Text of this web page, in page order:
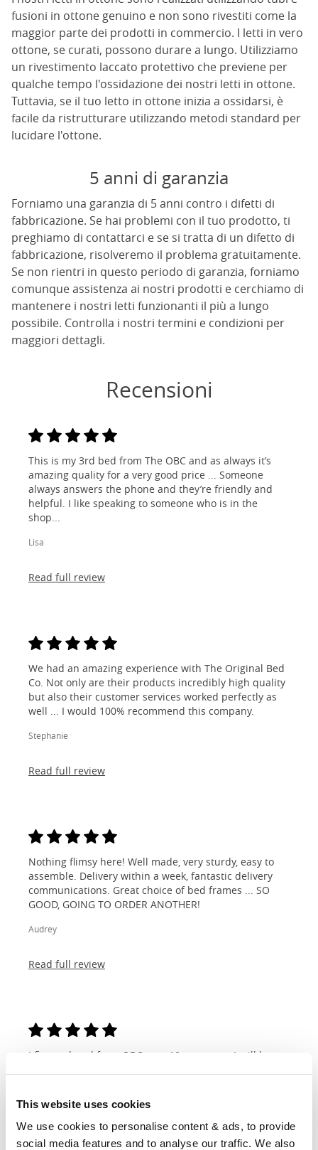
This website uses cookies
We use cookies to personalise content & ads, to provide
social media features and to analyse our traffic. We also
fusioni in ottone genuino e non sono rivestiti come la
maggior parte dei prodotti in commercio. I letti in vero
ottone, se curati, possono durare a lungo. Utilizziamo
un rivestimento laccato protettivo che previene per
qualche tempo l'ossidazione dei nostri letti in ottone.
Tuttavia, se il tuo letto in ottone inizia a ossidarsi, è
facile da ristrutturare utilizzando metodi standard per
lucidare l'ottone.
5 anni di garanzia
Forniamo una garanzia di 5 anni contro i difetti di
fabbricazione. Se hai problemi con il tuo prodotto, ti
preghiamo di contattarci e se si tratta di un difetto di
fabbricazione, risolveremo il problema gratuitamente.
Se non rientri in questo periodo di garanzia, forniamo
comunque assistenza ai nostri prodotti e cerchiamo di
mantenere i nostri letti funzionanti il più a lungo
possibile. Controlla i nostri termini e condizioni per
maggiori dettagli.
Recensioni
This is my 3rd bed from The OBC and as always it’s
amazing quality for a very good price ... Someone
always answers the phone and they’re friendly and
helpful. I like speaking to someone who is in the
shop...
Lisa
Read full review
We had an amazing experience with The Original Bed
Co. Not only are their products incredibly high quality
but also their customer services worked perfectly as
well ... I would 100% recommend this company.
Stephanie
Read full review
Nothing flimsy here! Well made, very sturdy, easy to
assemble. Delivery within a week, fantastic delivery
communications. Great choice of bed frames ... SO
GOOD, GOING TO ORDER ANOTHER!
Audrey
Read full review
I first ordered from OBC over 10 years ago, I still have
when we needed a new bed frame for our bedroom...
Michelle